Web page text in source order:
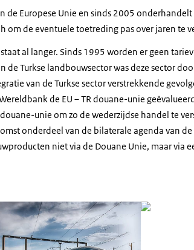
de Europese Unie en sinds 2005
om de eventuele toetreding pas over jaren te
al langer. Sinds 1995 worden er geen
Turkse landbouwsector was deze sector
van de Turkse sector verstrekkende
de EU – TR douane-unie
unie om zo de wederzijdse handel te
onderdeel van de bilaterale agenda van de
niet via de Douane Unie, maar via